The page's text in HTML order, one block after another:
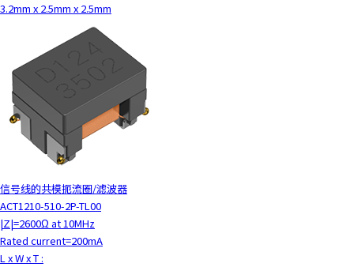
3.2mm x 2.5mm x 2.5mm
信号线的共模扼流圈/滤波器
ACT1210-510-2P-TL00
|Z|=2600Ω at 10MHz
Rated current=200mA
L x W x T :